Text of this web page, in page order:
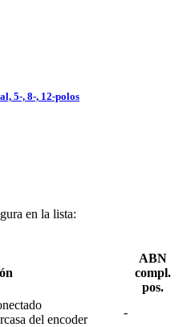
5-, 8-, 12-polos
en la lista:
ABN
compl.
pos.
del encoder
-